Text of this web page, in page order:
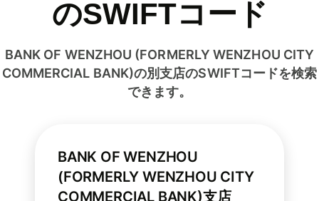
のSWIFTコード
BANK OF WENZHOU (FORMERLY WENZHOU CITY
COMMERCIAL BANK)の別支店のSWIFTコードを検索
できます。
BANK OF WENZHOU
(FORMERLY WENZHOU CITY
COMMERCIAL BANK)支店